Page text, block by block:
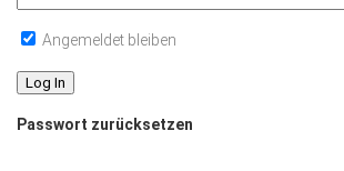
Angemeldet bleiben
Passwort zurücksetzen